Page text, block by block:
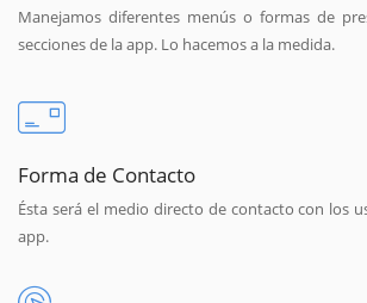
Manejamos diferentes menús o formas de
secciones de la app. Lo hacemos a la medida.
Forma de Contacto
Ésta será el medio directo de contacto con los
app.